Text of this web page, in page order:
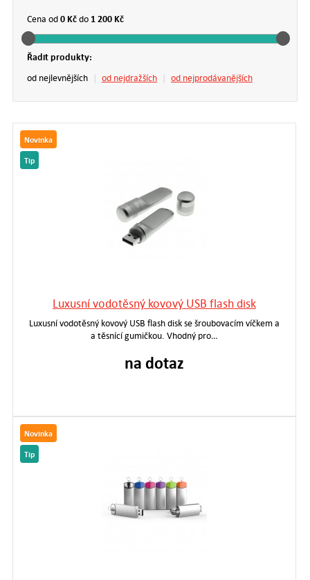
Proč by právě USB flash disky měly být součástí vaší
reklamní kampaně
flash disky si přečtěteZDE.
Cena od0 Kčdo 1 200 Kč
Řadit produkty:
od nejlevnějších | od nejdražších | od nejprodávanějších
Novinka
Tip
Luxusní vodotěsný kovový USB flash disk
Luxusní vodotěsný kovový USB flash disk se šroubovacím víčkem a
a těsnící gumičkou. Vhodný pro…
na dotaz
Novinka
Tip